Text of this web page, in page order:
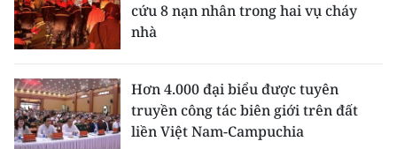
cứu 8 nạn nhân trong hai vụ cháy
nhà
Hơn 4.000 đại biểu được tuyên
truyền công tác biên giới trên đất
liền Việt Nam-Campuchia